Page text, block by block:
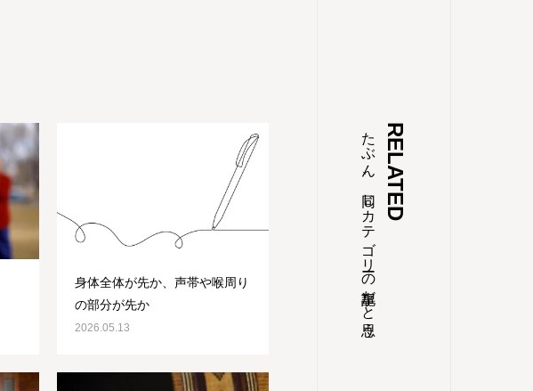
RELATED
たぶん、同じカテゴリーの記事だと思う
身体全体が先か、声帯や喉周り
の部分が先か
2026.05.13